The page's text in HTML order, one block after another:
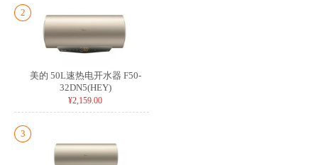
2
美的 50L速热电开水器 F50-
32DN5(HEY)
¥2,159.00
3